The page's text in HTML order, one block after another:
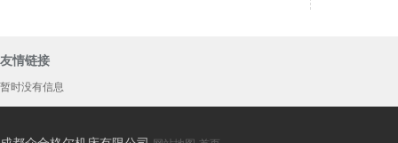
友情链接
暂时没有信息